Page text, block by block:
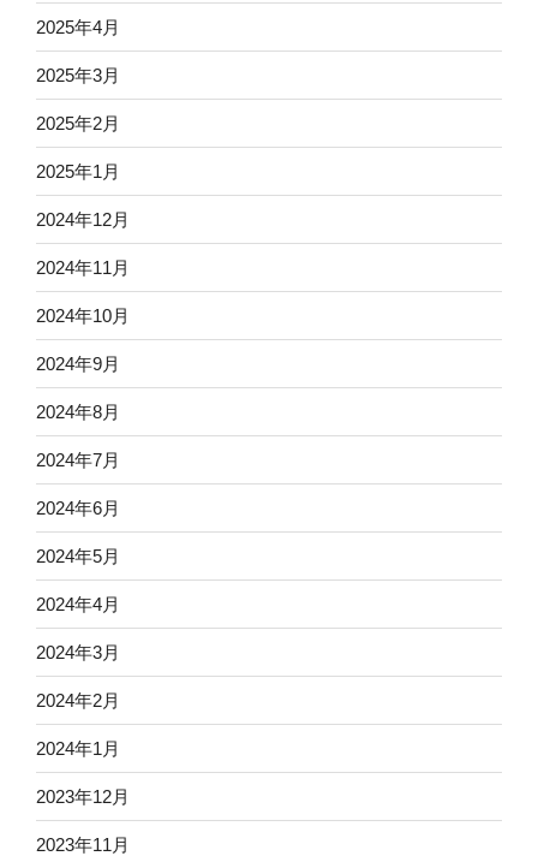
2025年4月
2025年3月
2025年2月
2025年1月
2024年12月
2024年11月
2024年10月
2024年9月
2024年8月
2024年7月
2024年6月
2024年5月
2024年4月
2024年3月
2024年2月
2024年1月
2023年12月
2023年11月